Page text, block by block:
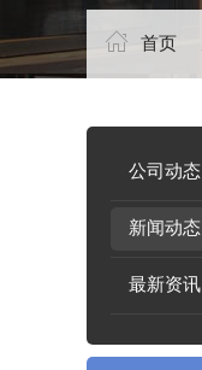
首页
公司动态
新闻动态
最新资讯